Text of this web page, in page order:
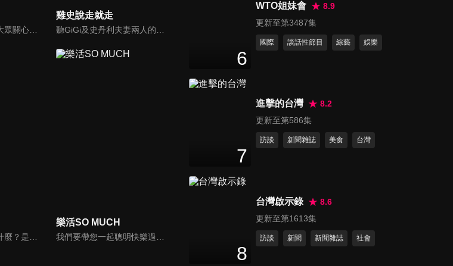
雞史說走就走
對你來說，寵物是什麼？是一個在你寂寞時靜靜守候著的朋友？還是處處依賴你生活的牽絆呢？我想大多數人的答案應該選擇以上皆是吧。在節目中告訴觀眾們如何飼養家裡寵物，並捕捉飼養過程中的趣味花絮，藉由主持人與來賓的生動談話中，讓觀眾了解人類飼養寵物的歷史，寵物會有哪些習性以及需要等問題。
樂活SO MUCH
我們要帶您一起聰明快樂過生活！由聰明生活家張雅芳主持的健康休閒資訊類節目，主題式介紹探討各種飲食、保健、醫學、休閒、民生、環保等，各種國人關心的樂活新訊，讓觀眾朋友一同感受快樂、用心過生活，其實就是那麼的簡單。
6
WTO姐妹會
8.9
更新至第3487集
國際 談話性節目 綜藝 娛樂
7
進擊的台灣
8.2
更新至第586集
訪談 新聞雜誌 美食 台灣
8
台灣啟示錄
8.6
更新至第1613集
訪談 新聞 新聞雜誌 社會